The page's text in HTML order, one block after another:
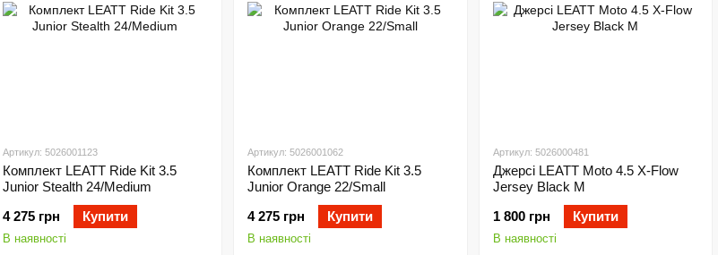
Артикул: 5026001123
Комплект LEATT Ride Kit 3.5
Junior Stealth 24/Medium
4 275 грн
Купити
В наявності
Артикул: 5026001062
Комплект LEATT Ride Kit 3.5
Junior Orange 22/Small
4 275 грн
Купити
В наявності
Артикул: 5026000481
Джерсі LEATT Moto 4.5 X-Flow
Jersey Black M
1 800 грн
Купити
В наявності